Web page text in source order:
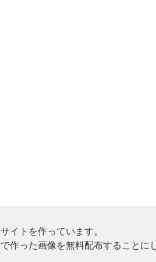
イトを作っています。
作った画像を無料配布することに